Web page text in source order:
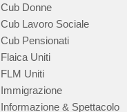
Cub Donne
Cub Lavoro Sociale
Cub Pensionati
Flaica Uniti
FLM Uniti
Immigrazione
Informazione & Spettacolo